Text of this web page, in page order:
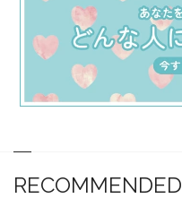
RECOMMENDED